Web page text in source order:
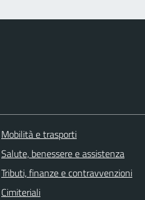
Mobilità e trasporti
Salute, benessere e assistenza
Tributi, finanze e contravvenzioni
Cimiteriali